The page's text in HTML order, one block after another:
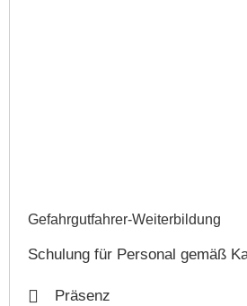
Gefahrgutfahrer-Weiterbildung​
Schulung für Personal gemäß
Präsenz